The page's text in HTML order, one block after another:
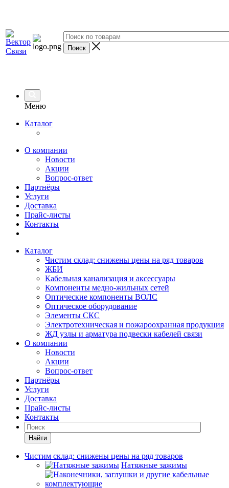
Меню
Каталог
О компании
Новости
Акции
Вопрос-ответ
Партнёры
Услуги
Доставка
Прайс-листы
Контакты
Каталог
Чистим склад: снижены цены на ряд товаров
ЖБИ
Кабельная канализация и аксессуары
Компоненты медно-жильных сетей
Оптические компоненты ВОЛС
Оптическое оборудование
Элементы СКС
Электротехническая и пожароохранная продукция
ЖД узлы и арматура подвески кабелей связи
О компании
Новости
Акции
Вопрос-ответ
Партнёры
Услуги
Доставка
Прайс-листы
Контакты
Найти
Чистим склад: снижены цены на ряд товаров
Натяжные зажимы